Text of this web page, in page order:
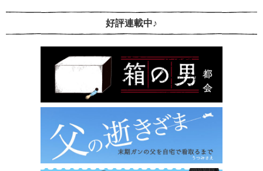
好評連載中♪